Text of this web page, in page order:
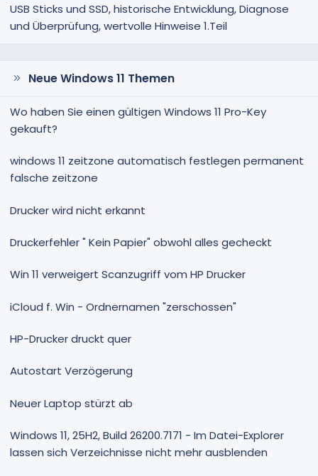
USB Sticks und SSD, historische Entwicklung, Diagnose
und Überprüfung, wertvolle Hinweise 1.Teil
Neue Windows 11 Themen
Wo haben Sie einen gültigen Windows 11 Pro-Key
gekauft?
windows 11 zeitzone automatisch festlegen permanent
falsche zeitzone
Drucker wird nicht erkannt
Druckerfehler " Kein Papier" obwohl alles gecheckt
Win 11 verweigert Scanzugriff vom HP Drucker
iCloud f. Win - Ordnernamen "zerschossen"
HP-Drucker druckt quer
Autostart Verzögerung
Neuer Laptop stürzt ab
Windows 11, 25H2, Build 26200.7171 - Im Datei-Explorer
lassen sich Verzeichnisse nicht mehr ausblenden